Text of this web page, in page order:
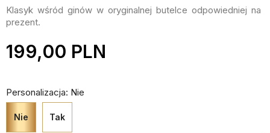
Klasyk wśród ginów w oryginalnej butelce odpowiedniej na
prezent.
199,00 PLN
Personalizacja: Nie
Nie Tak